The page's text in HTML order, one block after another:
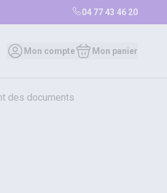
04 77 43 46 20
Mon compte Mon panier
des documents